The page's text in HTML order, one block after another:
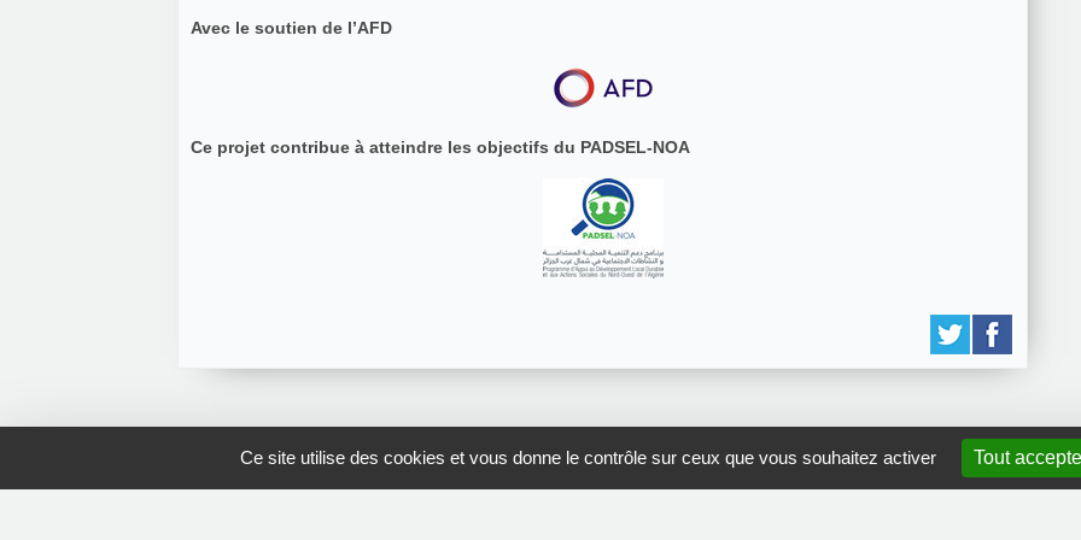
Ce site utilise des cookies et vous donne le contrôle sur ceux que vous souhaitez activer Tout
Avec le soutien de l’AFD
Ce projet contribue à atteindre les objectifs du PADSEL-NOA
GRDR Copyright 2010 | |Plan du site|